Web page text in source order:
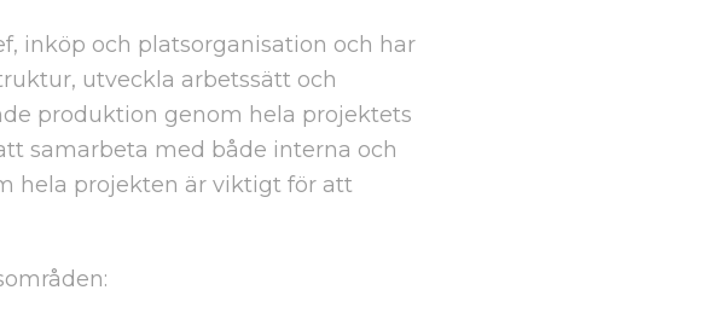
inköp och platsorganisation och har
utveckla arbetssätt och
produktion genom hela projektets
samarbeta med både interna och
hela projekten är viktigt för att